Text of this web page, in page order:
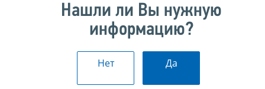
Нашли ли Вы нужную
информацию?
Нет Да